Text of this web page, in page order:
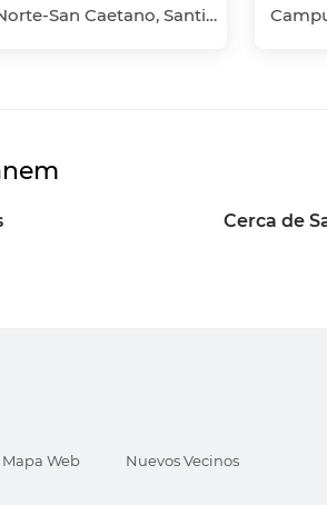
Campus Norte-San Caetano, Santiago de Compostela, A Coruña
Cerca de
Mapa Web Nuevos Vecinos